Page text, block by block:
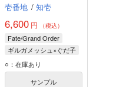
壱番地 / 知壱
6,600 円 （税込）
Fate/Grand Order
ギルガメッシュ×ぐだ子
ギルガメッシュ
ぐだ子
エルキドゥ
○：在庫あり
サンプル